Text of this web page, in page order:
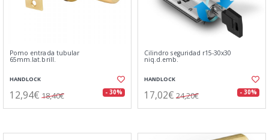
Pomo entrada tubular
65mm.lat.brill.
HANDLOCK
12,94€ 18,40€ - 30%
Cilindro seguridad r15-30x30
niq.d.emb.
HANDLOCK
17,02€ 24,20€ - 30%